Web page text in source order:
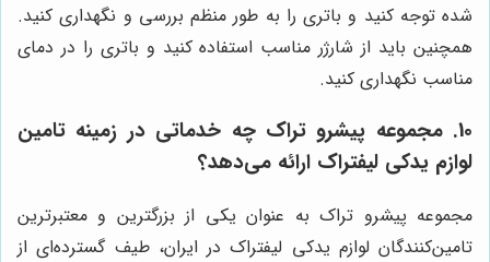
شده توجه کنید و باتری را به طور منظم بررسی و نگهداری کنید.
همچنین باید از شارژر مناسب استفاده کنید و باتری را در دمای
مناسب نگهداری کنید.
10. مجموعه پیشرو تراک چه خدماتی در زمینه تامین
لوازم یدکی لیفتراک ارائه می‌دهد؟
مجموعه پیشرو تراک به عنوان یکی از بزرگترین و معتبرترین
تامین‌کنندگان لوازم یدکی لیفتراک در ایران، طیف گسترده‌ای از